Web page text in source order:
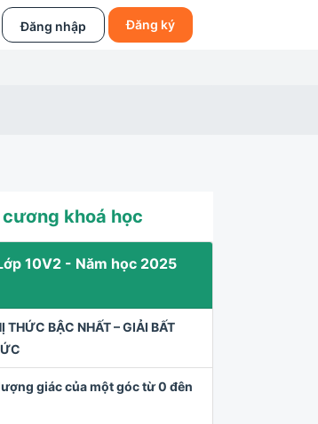
Đăng nhập Đăng ký
khoá học
10V2 - Năm học 2025
THỨC BẬC NHẤT – GIẢI BẤT
giác của một góc từ 0 đên